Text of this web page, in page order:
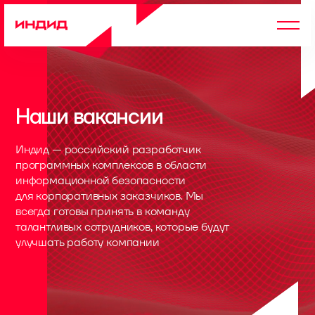
Наши вакансии
Индид — российский разработчик
программных комплексов в области
информационной безопасности
для корпоративных заказчиков. Мы
всегда готовы принять в команду
талантливых сотрудников, которые будут
улучшать работу компании